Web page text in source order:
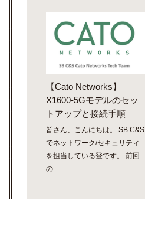
【Cato Networks】
X1600-5Gモデルのセッ
トアップと接続手順
皆さん、こんにちは。 SB C&S
でネットワーク/セキュリティ
を担当している登です。 前回
の...